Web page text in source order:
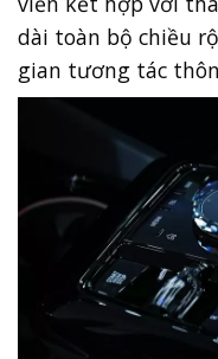
dài toàn bộ chiều
gian tương tác